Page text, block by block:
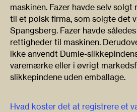
maskinen. Fazer havde selv solgt
til et polsk firma, som solgte det
Spangsberg. Fazer havde
rettigheder til maskinen.
ikke anvendt Dumle-
varemærke eller i øvrigt
slikkepindene uden emballage.
Hvad koster det at registrere et